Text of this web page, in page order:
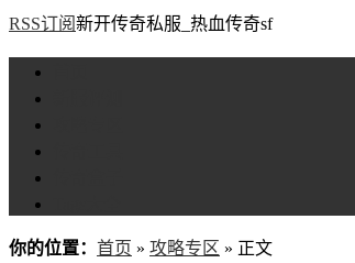
RSS订阅新开传奇私服_热血传奇sf
你的位置： 首页 » 攻略专区 » 正文